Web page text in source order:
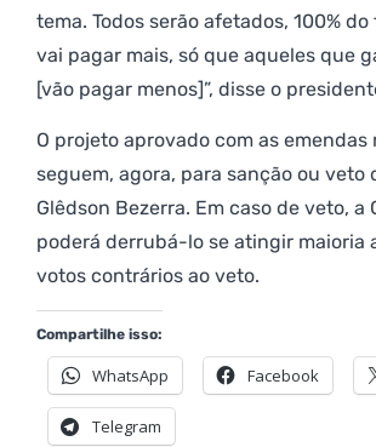
tema. Todos serão afetados, 100%
vai pagar mais, só que aqueles que
[vão pagar menos]”, disse o
O projeto aprovado com as
seguem, agora, para sanção ou veto
Glêdson Bezerra. Em caso de veto, a
poderá derrubá-lo se atingir maioria
votos contrários ao veto.
Compartilhe isso:
WhatsApp Facebook
Telegram